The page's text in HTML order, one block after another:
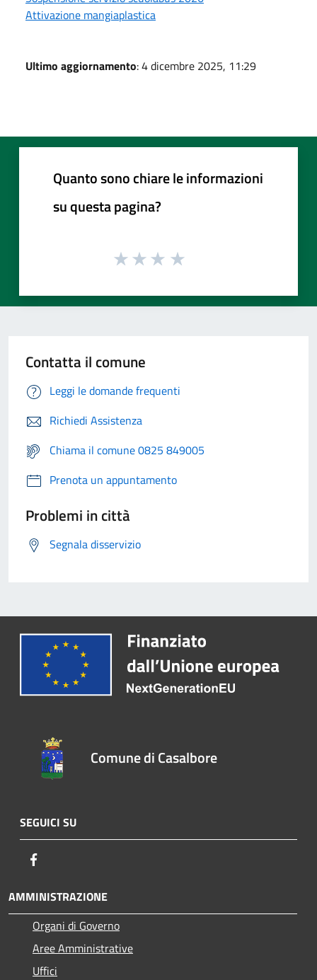
Attivazione mangiaplastica
Ultimo aggiornamento: 4 dicembre 2025, 11:29
Quanto sono chiare le informazioni
su questa pagina?
Contatta il comune
Leggi le domande frequenti
Richiedi Assistenza
Chiama il comune 0825 849005
Prenota un appuntamento
Problemi in città
Segnala disservizio
Comune di Casalbore
SEGUICI SU
AMMINISTRAZIONE
Organi di Governo
Aree Amministrative
Uffici